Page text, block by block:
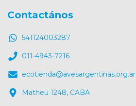
Contactános
541124003287
011-4943-7216
ecotienda@avesargentinas.org.ar
Matheu 1248, CABA